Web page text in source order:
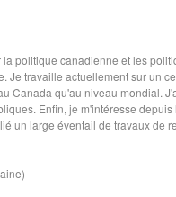
politique canadienne et les
Je travaille actuellement sur un
Canada qu'au niveau mondial.
Enfin, je m'intéresse
un large éventail de travaux de